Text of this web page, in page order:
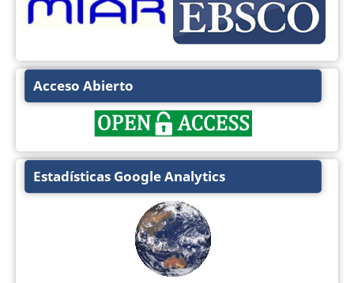
Acceso Abierto
Estadísticas Google Analytics